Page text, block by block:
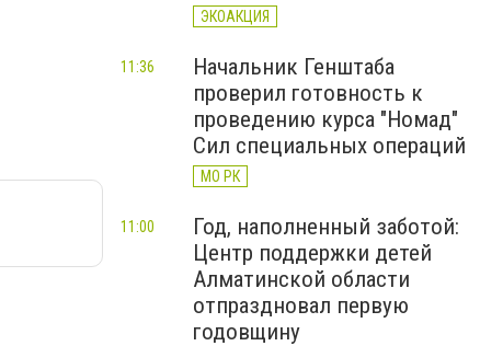
ЭКОАКЦИЯ
Начальник Генштаба
проверил готовность к
проведению курса "Номад"
Сил специальных операций
МО РК
11:36
Год, наполненный заботой:
Центр поддержки детей
Алматинской области
отпраздновал первую
годовщину
11:00